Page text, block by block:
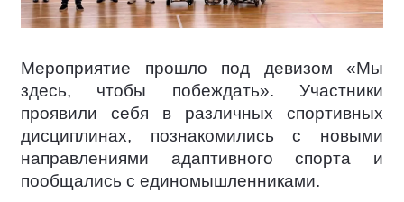
Мероприятие прошло под девизом «Мы
здесь, чтобы побеждать». Участники
проявили себя в различных спортивных
дисциплинах, познакомились с новыми
направлениями адаптивного спорта и
пообщались с единомышленниками.